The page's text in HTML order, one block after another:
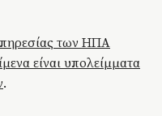
των ΗΠΑ
είναι υπολείμματα
.